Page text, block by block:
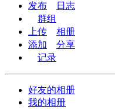
发布
日志
群组
上传
相册
添加
分享
记录
好友的相册
我的相册